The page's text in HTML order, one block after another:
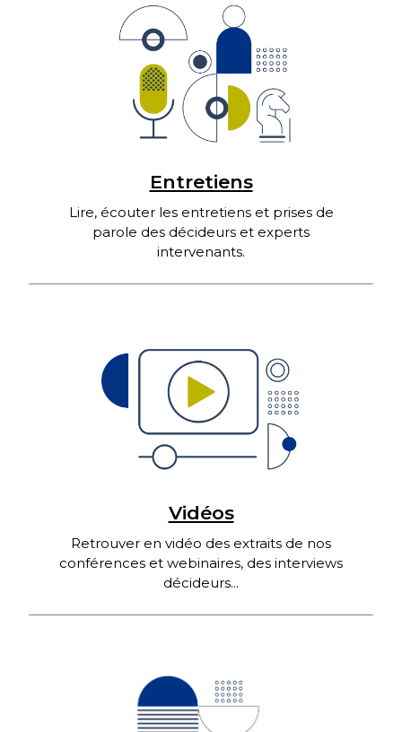
Entretiens
Lire, écouter les entretiens et prises de
parole des décideurs et experts
intervenants.
Vidéos
Retrouver en vidéo des extraits de nos
conférences et webinaires, des interviews
décideurs...